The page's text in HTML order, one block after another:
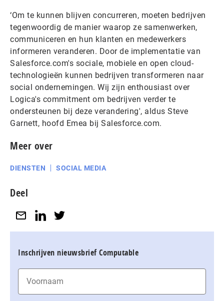
‘Om te kunnen blijven concurreren, moeten bedrijven
tegenwoordig de manier waarop ze samenwerken,
communiceren en hun klanten en medewerkers
informeren veranderen. Door de implementatie van
Salesforce.com's sociale, mobiele en open cloud-
technologieën kunnen bedrijven transformeren naar
social ondernemingen. Wij zijn enthousiast over
Logica's commitment om bedrijven verder te
ondersteunen bij deze verandering', aldus Steve
Garnett, hoofd Emea bij Salesforce.com.
Meer over
DIENSTEN SOCIAL MEDIA
Deel
Inschrijven nieuwsbrief Computable